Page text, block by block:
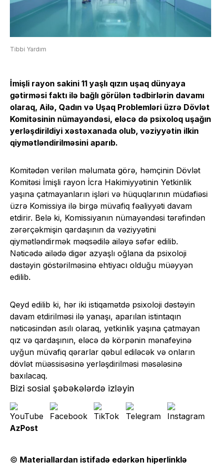
Tibbi Yardım
İmişli rayon sakini 11 yaşlı qızın uşaq dünyaya
gətirməsi faktı ilə bağlı görülən tədbirlərin davamı
olaraq, Ailə, Qadın və Uşaq Problemləri üzrə Dövlət
Komitəsinin nümayəndəsi, eləcə də psixoloq uşağın
yerləşdirildiyi xəstəxanada olub, vəziyyətin ilkin
qiymətləndirilməsini aparıb.
Komitədən verilən məlumata görə, həmçinin Dövlət
Komitəsi İmişli rayon İcra Hakimiyyətinin Yetkinlik
yaşına çatmayanların işləri və hüquqlarının müdafiəsi
üzrə Komissiya ilə birgə müvafiq fəaliyyəti davam
etdirir. Belə ki, Komissiyanın nümayəndəsi tərəfindən
zərərçəkmişin qardaşının da vəziyyətini
qiymətləndirmək məqsədilə ailəyə səfər edilib.
Nəticədə ailədə digər azyaşlı oğlana da psixoloji
dəstəyin göstərilməsinə ehtiyacı olduğu müəyyən
edilib.
Qeyd edilib ki, hər iki istiqamətdə psixoloji dəstəyin
davam etdirilməsi ilə yanaşı, aparılan istintaqın
nəticəsindən asılı olaraq, yetkinlik yaşına çatmayan
qız və qardaşının, eləcə də körpənin mənafeyinə
uyğun müvafiq qərarlar qəbul ediləcək və onların
dövlət müəssisəsinə yerləşdirilməsi məsələsinə
baxılacaq.
Bizi sosial şəbəkələrdə izləyin
AzPost
© Materiallardan istifadə edərkən hiperlinklə